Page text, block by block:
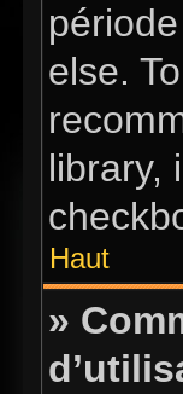
else.
library,
Haut
»